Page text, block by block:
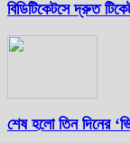
বিডিটিকেটসে দ্রুত
শেষ হলো তিন দিনের